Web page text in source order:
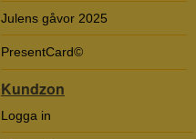
Julens gåvor 2025
PresentCard©
Kundzon
Logga in